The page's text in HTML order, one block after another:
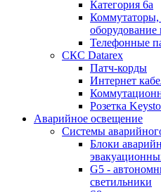
Категория 6а
Коммутаторы,
оборудование
Телефонные
СКС Datarex
Патч-корды
Интернет
Розетка
Аварийное освещение
Системы
Блоки
G5 -
светильники